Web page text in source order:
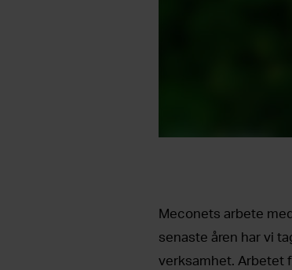
Meconets arbete
senaste åren har vi
verksamhet. Arbetet